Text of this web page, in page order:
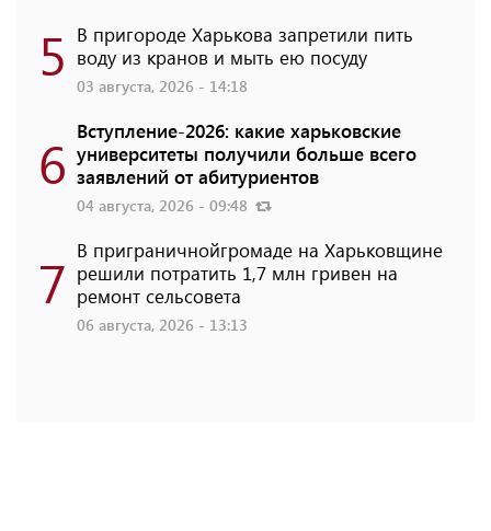
5 В пригороде Харькова запретили пить
воду из кранов и мыть ею посуду
03 августа, 2026 - 14:18
6 Вступление-2026: какие харьковские
университеты получили больше всего
заявлений от абитуриентов
04 августа, 2026 - 09:48
7 В приграничнойгромаде на Харьковщине
решили потратить 1,7 млн ​​гривен на
ремонт сельсовета
06 августа, 2026 - 13:13